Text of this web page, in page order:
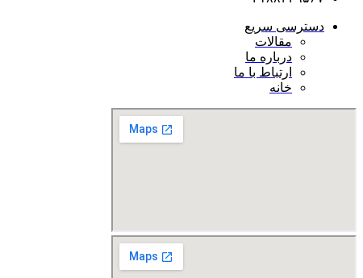
دسترسی سریع
مقالات
درباره ما
ارتباط با ما
خانه